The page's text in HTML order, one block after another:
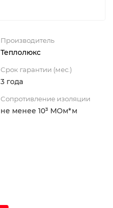
Производитель
Теплолюкс
Срок гарантии (мес.)
3 года
Сопротивление изоляции
не менее 10³ МОм*м